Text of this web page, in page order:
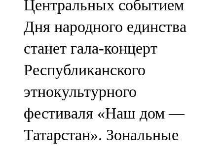
Центральных событием
Дня народного единства
станет гала-концерт
Республиканского
этнокультурного
фестиваля «Наш дом —
Татарстан». Зональные